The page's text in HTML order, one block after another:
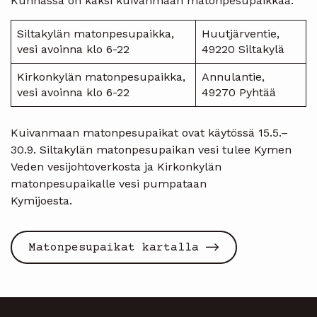
Siltakylän matonpesupaikka,
vesi avoinna klo 6-22
Huutjärventie,
49220 Siltakylä
Kirkonkylän matonpesupaikka,
vesi avoinna klo 6-22
Annulantie,
49270 Pyhtää
Kuivanmaan matonpesupaikat ovat käytössä 15.5.–
30.9. Siltakylän matonpesupaikan vesi tulee Kymen
Veden vesijohtoverkosta ja Kirkonkylän
matonpesupaikalle vesi pumpataan
Matonpesupaikat kartalla